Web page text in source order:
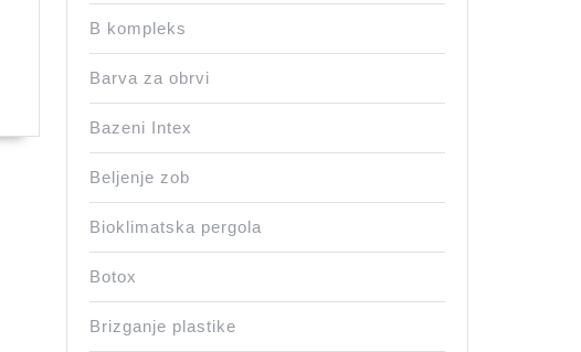
B kompleks
Barva za obrvi
Bazeni Intex
Beljenje zob
Bioklimatska pergola
Botox
Brizganje plastike